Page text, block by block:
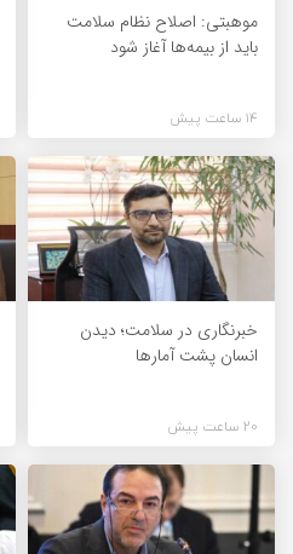
موهبتی: اصلاح نظام سلامت
باید از بیمه‌ها آغاز شود
14 ساعت پیش
خبرنگاری در سلامت؛ دیدن
انسان پشت آمارها
20 ساعت پیش